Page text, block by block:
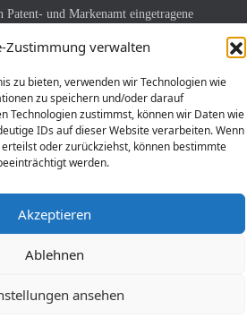
Zustimmung verwalten
zu bieten, verwenden wir Technologien wie
zu speichern und/oder darauf
Technologien zustimmst, können wir Daten wie
IDs auf dieser Website verarbeiten. Wenn
oder zurückziehst, können bestimmte
werden.
Akzeptieren
Ablehnen
ansehen
Patent- und Markenamt eingetragene
uns um die Interessen von
-käufern.